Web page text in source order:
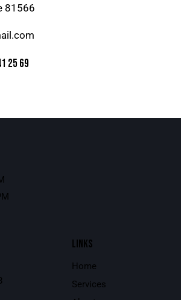
81566
25 69
LINKS
Home
Services